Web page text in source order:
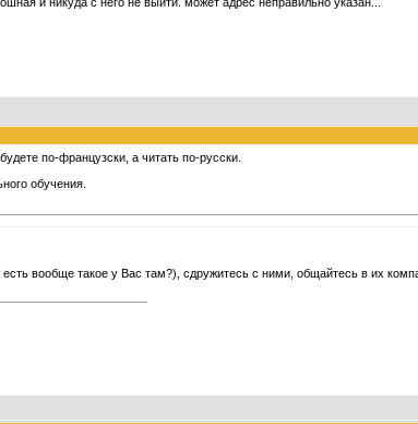
по-французски, а читать по-русски.
обучения.
вообще такое у Вас там?), сдружитесь с ними, общайтесь в их